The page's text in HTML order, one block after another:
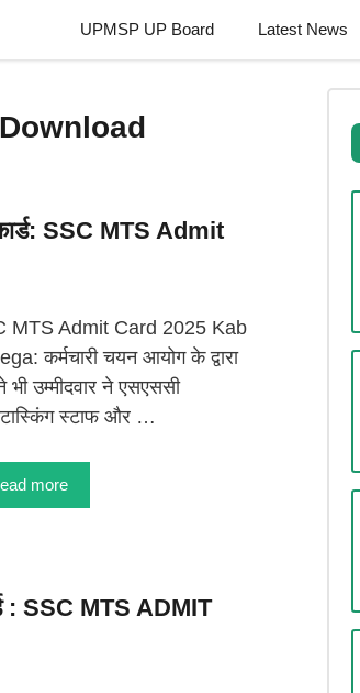
UPMSP UP Board Latest News
SSC MTS Admit
MTS Admit Card 2025 Kab
कर्मचारी चयन आयोग के द्वारा
भी उम्मीदवार ने एसएससी
स्टाफ और …
more
: SSC MTS ADMIT